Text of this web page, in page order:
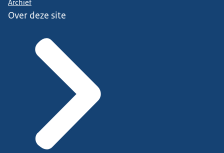
Archief
Over deze site